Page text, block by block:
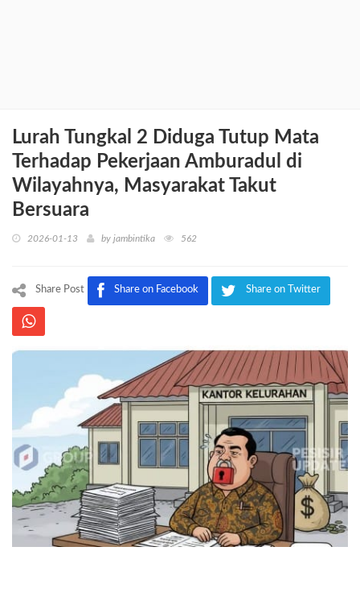
Lurah Tungkal 2 Diduga Tutup Mata
Terhadap Pekerjaan Amburadul di
Wilayahnya, Masyarakat Takut
Bersuara
2026-01-13 by jambintika 562
Share Post Share on Facebook Share on Twitter